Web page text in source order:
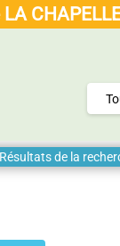
Résultats de la